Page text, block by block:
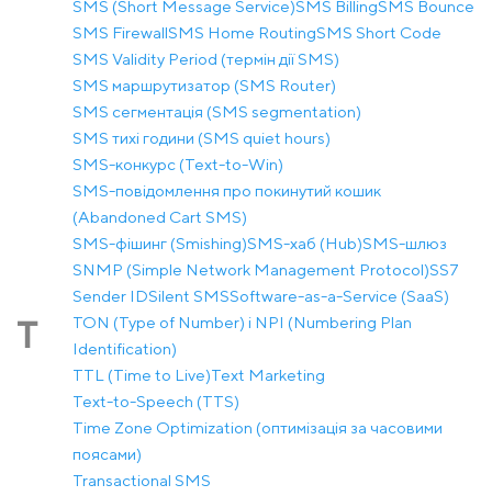
SMS (Short Message Service)SMS BillingSMS Bounce
SMS FirewallSMS Home RoutingSMS Short Code
SMS Validity Period (термін дії SMS)
SMS маршрутизатор (SMS Router)
SMS сегментація (SMS segmentation)
SMS тихі години (SMS quiet hours)
SMS-конкурс (Text-to-Win)
SMS-повідомлення про покинутий кошик
(Abandoned Cart SMS)
SMS-фішинг (Smishing)SMS-хаб (Hub)SMS-шлюз
SNMP (Simple Network Management Protocol)SS7
Sender IDSilent SMSSoftware-as-a-Service (SaaS)
T
TON (Type of Number) і NPI (Numbering Plan
Identification)
TTL (Time to Live)Text Marketing
Text-to-Speech (TTS)
Time Zone Optimization (оптимізація за часовими
поясами)
Transactional SMS